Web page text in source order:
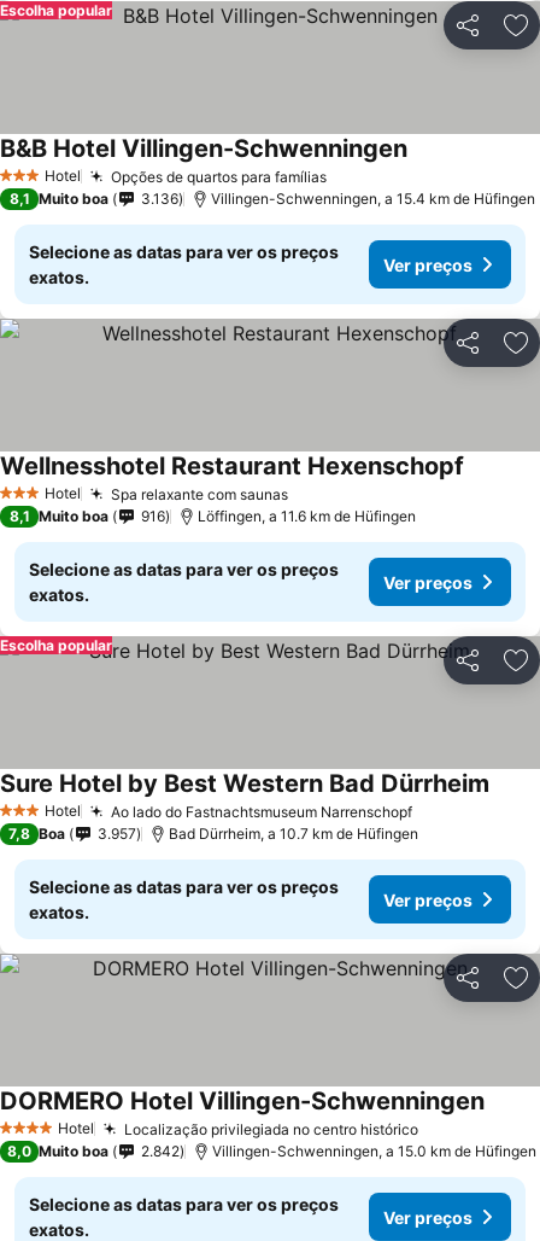
Partilhar
Escolha popular
3 EstrelasHotel Opções de quartos para famíliasVer preços
B&B Hotel Villingen-SchwenningenVer preços
8,1 Muito boa 3.136 Villingen-Schwenningen, a 15.4 km de Hüfingen
Selecione as datas para ver os preços
exatos.
Ver preços
Partilhar
3 EstrelasHotel Spa relaxante com saunasVer preços
Wellnesshotel Restaurant Hexenschopf
8,1 Muito boa 916 Löffingen, a 11.6 km de Hüfingen
Selecione as datas para ver os preços
exatos.
Ver preços
Partilhar
Escolha popular
3 EstrelasHotel Ao lado do Fastnachtsmuseum NarrenschopfVer preços
Sure Hotel by Best Western Bad Dürrheim
7,8 Boa 3.957 Bad Dürrheim, a 10.7 km de Hüfingen
Selecione as datas para ver os preços
exatos.
Ver preços
Partilhar
4 EstrelasHotel Localização privilegiada no centro históricoVer preços
DORMERO Hotel Villingen-SchwenningenVer
8,0 Muito boa 2.842 Villingen-Schwenningen, a 15.0 km de Hüfingen
Selecione as datas para ver os preços
exatos.
Ver preços